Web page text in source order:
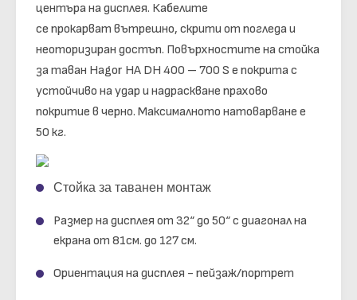
центъра на дисплея. Кабелите
се прокарват вътрешно, скрити от погледа и
неоторизиран достъп. Повърхностите на стойка
за таван Hagor HA DH 400 – 700 S е покрита с
устойчиво на удар и надраскване прахово
покритие в черно. Максималното натоварване е
50 кг.
Стойка за таванен монтаж
Размер на дисплея от 32“ до 50“ с диагонал на
екрана от 81см. до 127 см.
Ориентация на дисплея - пейзаж/портрет